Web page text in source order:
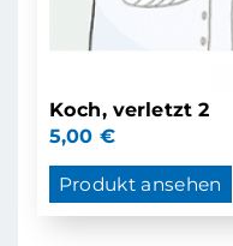
Koch, verletzt 2
5,00 €
Produkt ansehen